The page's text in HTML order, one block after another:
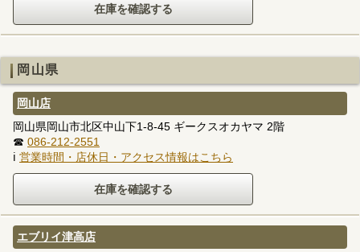
岡山県
岡山店
岡山県岡山市北区中山下1-8-45 ギークスオカヤマ 2階
☎ 086-212-2551
ℹ 営業時間・店休日・アクセス情報はこちら
エブリイ津高店